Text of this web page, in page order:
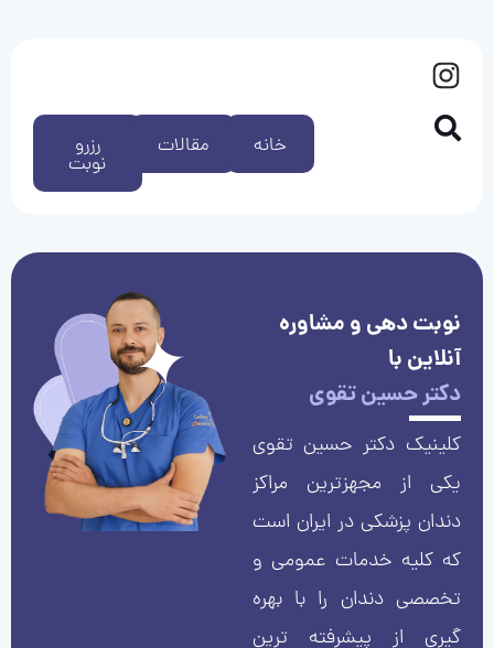
رزرو
نوبت
مقالات خانه
نوبت دهی و مشاوره
آنلاین با
دکتر حسین تقوی
کلینیک دکتر حسین تقوی
یکی از مجهزترین مراکز
دندان پزشکی در ایران است
که کلیه خدمات عمومی و
تخصصی دندان را با بهره
گیری از پیشرفته ترین